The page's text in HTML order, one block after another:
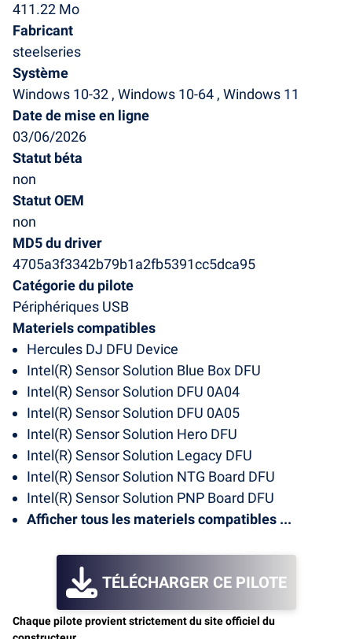
411.22 Mo
Fabricant
steelseries
Système
Windows 10-32 , Windows 10-64 , Windows 11
Date de mise en ligne
03/06/2026
Statut béta
non
Statut OEM
non
MD5 du driver
4705a3f3342b79b1a2fb5391cc5dca95
Catégorie du pilote
Périphériques USB
Materiels compatibles
Hercules DJ DFU Device
Intel(R) Sensor Solution Blue Box DFU
Intel(R) Sensor Solution DFU 0A04
Intel(R) Sensor Solution DFU 0A05
Intel(R) Sensor Solution Hero DFU
Intel(R) Sensor Solution Legacy DFU
Intel(R) Sensor Solution NTG Board DFU
Intel(R) Sensor Solution PNP Board DFU
Afficher tous les materiels compatibles ...
TÉLÉCHARGER CE PILOTE
Chaque pilote provient strictement du site officiel du